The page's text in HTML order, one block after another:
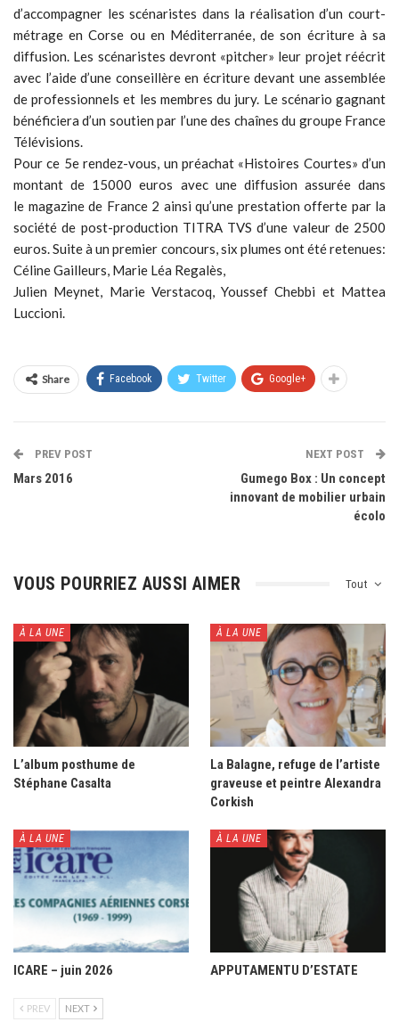
d’accompagner les scénaristes dans la réalisation d’un court-
métrage en Corse ou en Méditerranée, de son écriture à sa
diffusion. Les scénaristes devront «pitcher» leur projet réécrit
avec l’aide d’une conseillère en écriture devant une assemblée
de professionnels et les membres du jury. Le scénario gagnant
bénéficiera d’un soutien par l’une des chaînes du groupe France
Télévisions.
Pour ce 5e rendez-vous, un préachat «Histoires Courtes» d’un
montant de 15000 euros avec une diffusion assurée dans
le magazine de France 2 ainsi qu’une prestation offerte par la
société de post-production TITRA TVS d’une valeur de 2500
euros. Suite à un premier concours, six plumes ont été retenues:
Céline Gailleurs, Marie Léa Regalès,
Julien Meynet, Marie Verstacoq, Youssef Chebbi et Mattea
Luccioni.
Share Facebook Twitter Google+
PREV POST
Mars 2016
NEXT POST
Gumego Box : Un concept
innovant de mobilier urbain
écolo
Tout
VOUS POURRIEZ AUSSI AIMER
À LA UNE
L’album posthume de
Stéphane Casalta
À LA UNE
La Balagne, refuge de l’artiste
graveuse et peintre Alexandra
Corkish
À LA UNE
ICARE – juin 2026
À LA UNE
APPUTAMENTU D’ESTATE
PREV NEXT